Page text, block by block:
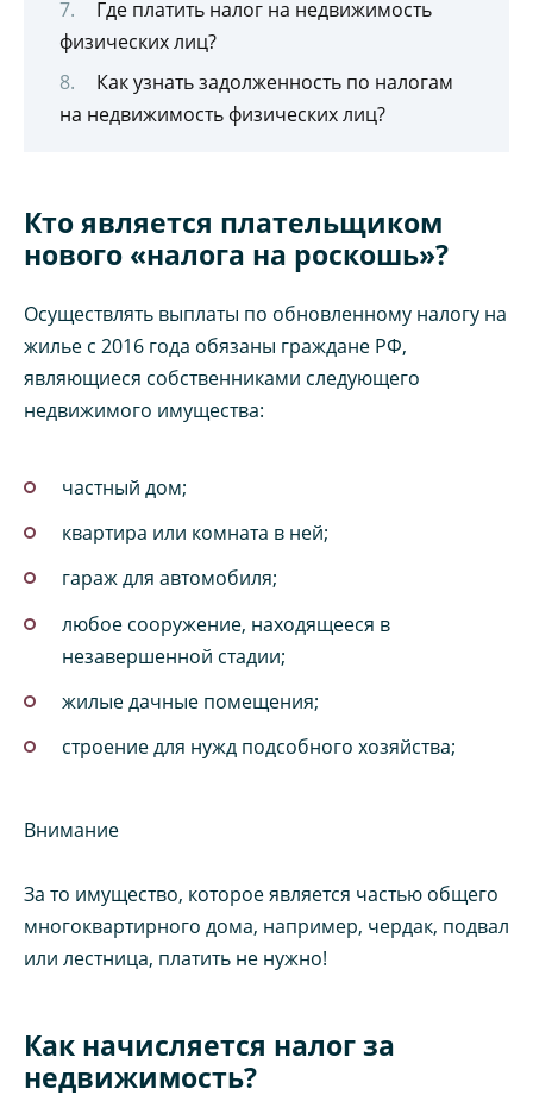
Где платить налог на недвижимость
физических лиц?
Как узнать задолженность по налогам
на недвижимость физических лиц?
Кто является плательщиком
нового «налога на роскошь»?
Осуществлять выплаты по обновленному налогу на
жилье с 2016 года обязаны граждане РФ,
являющиеся собственниками следующего
недвижимого имущества:
частный дом;
квартира или комната в ней;
гараж для автомобиля;
любое сооружение, находящееся в
незавершенной стадии;
жилые дачные помещения;
строение для нужд подсобного хозяйства;
Внимание
За то имущество, которое является частью общего
многоквартирного дома, например, чердак, подвал
или лестница, платить не нужно!
Как начисляется налог за
недвижимость?